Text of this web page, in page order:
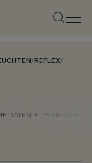
/REFLEX/
DATEN ELEKTRISCHE